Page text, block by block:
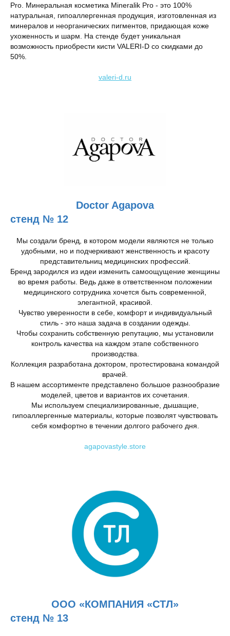
Pro. Минеральная косметика Mineralik Pro - это 100%
натуральная, гипоаллергенная продукция, изготовленная из
минералов и неорганических пигментов, придающая коже
ухоженность и шарм. На стенде будет уникальная
возможность приобрести кисти VALERI-D со скидками до
50%.
valeri-d.ru
Doctor Agapova
стенд № 12
Мы создали бренд, в котором модели являются не только
удобными, но и подчеркивают женственность и красоту
представительниц медицинских профессий.
Бренд зародился из идеи изменить самоощущение женщины
во время работы. Ведь даже в ответственном положении
медицинского сотрудника хочется быть современной,
элегантной, красивой.
Чувство уверенности в себе, комфорт и индивидуальный
стиль - это наша задача в создании одежды.
Чтобы сохранить собственную репутацию, мы установили
контроль качества на каждом этапе собственного
производства.
Коллекция разработана доктором, протестирована командой
врачей.
В нашем ассортименте представлено большое разнообразие
моделей, цветов и вариантов их сочетания.
Мы используем специализированные, дышащие,
гипоаллергенные материалы, которые позволят чувствовать
себя комфортно в течении долгого рабочего дня.
agapovastyle.store
ООО «КОМПАНИЯ «СТЛ»
стенд № 13